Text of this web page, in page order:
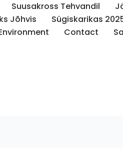
Suusakross Tehvandil
Jõhvis Sügiskarikas
Contact